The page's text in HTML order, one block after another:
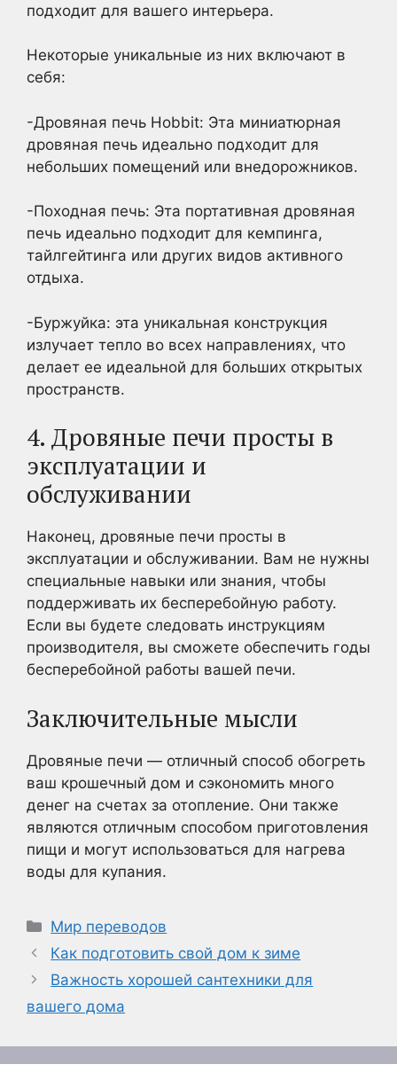
подходит для вашего интерьера.
Некоторые уникальные из них включают в
себя:
-Дровяная печь Hobbit: Эта миниатюрная
дровяная печь идеально подходит для
небольших помещений или внедорожников.
-Походная печь: Эта портативная дровяная
печь идеально подходит для кемпинга,
тайлгейтинга или других видов активного
отдыха.
-Буржуйка: эта уникальная конструкция
излучает тепло во всех направлениях, что
делает ее идеальной для больших открытых
пространств.
4. Дровяные печи просты в
эксплуатации и
обслуживании
Наконец, дровяные печи просты в
эксплуатации и обслуживании. Вам не нужны
специальные навыки или знания, чтобы
поддерживать их бесперебойную работу.
Если вы будете следовать инструкциям
производителя, вы сможете обеспечить годы
бесперебойной работы вашей печи.
Заключительные мысли
Дровяные печи — отличный способ обогреть
ваш крошечный дом и сэкономить много
денег на счетах за отопление. Они также
являются отличным способом приготовления
пищи и могут использоваться для нагрева
воды для купания.
Рубрики
Мир переводов
Как подготовить свой дом к зиме
Важность хорошей сантехники для
вашего дома